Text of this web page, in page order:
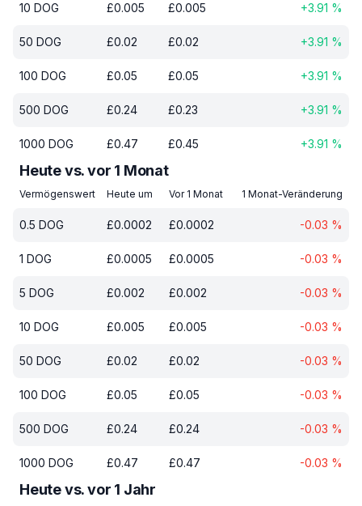
10 DOG £0.005 £0.005 +3.91 %
50 DOG £0.02 £0.02 +3.91 %
100 DOG £0.05 £0.05 +3.91 %
500 DOG £0.24 £0.23 +3.91 %
1000 DOG £0.47 £0.45 +3.91 %
Heute vs. vor 1 Monat
Vermögenswert Heute um Vor 1 Monat 1 Monat-Veränderung
0.5 DOG £0.0002 £0.0002 -0.03 %
1 DOG £0.0005 £0.0005 -0.03 %
5 DOG £0.002 £0.002 -0.03 %
10 DOG £0.005 £0.005 -0.03 %
50 DOG £0.02 £0.02 -0.03 %
100 DOG £0.05 £0.05 -0.03 %
500 DOG £0.24 £0.24 -0.03 %
1000 DOG £0.47 £0.47 -0.03 %
Heute vs. vor 1 Jahr